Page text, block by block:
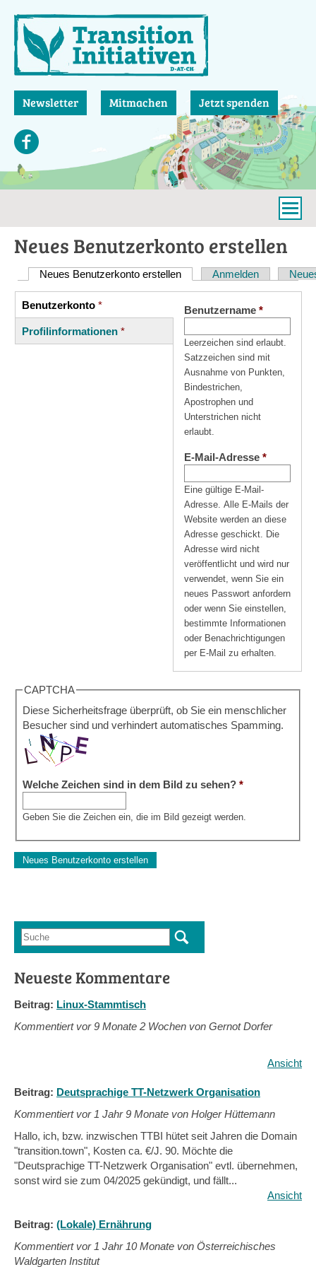
zum
Inhalt
Newsletter Mitmachen Jetzt spenden
Neues Benutzerkonto erstellen
Haupt-
Reiter
Neues Benutzerkonto erstellen (aktiver Reiter)
Anmelden
Vertikale
Reiter
Benutzerkonto *
(aktiver
Reiter)
Profilinformationen *
Benutzername *
Leerzeichen sind erlaubt.
Satzzeichen sind mit
Ausnahme von Punkten,
Bindestrichen,
Apostrophen und
Unterstrichen nicht
erlaubt.
E-Mail-Adresse *
Eine gültige E-Mail-
Adresse. Alle E-Mails der
Website werden an diese
Adresse geschickt. Die
Adresse wird nicht
veröffentlicht und wird nur
verwendet, wenn Sie ein
neues Passwort anfordern
oder wenn Sie einstellen,
bestimmte Informationen
oder Benachrichtigungen
per E-Mail zu erhalten.
CAPTCHA
Diese Sicherheitsfrage überprüft, ob Sie ein menschlicher
Besucher sind und verhindert automatisches Spamming.
Welche Zeichen sind in dem Bild zu sehen? *
Geben Sie die Zeichen ein, die im Bild gezeigt werden.
Suchformular
Suche
Neueste Kommentare
Beitrag: Linux-Stammtisch
Kommentiert vor9 Monate 2 Wochen von Gernot Dorfer
Ansicht
Beitrag: Deutsprachige TT-Netzwerk Organisation
Kommentiert vor 1 Jahr 9 Monate von Holger Hüttemann
Hallo, ich, bzw. inzwischen TTBI hütet seit Jahren die Domain
"transition.town", Kosten ca. €/J. 90. Möchte die
"Deutsprachige TT-Netzwerk Organisation" evtl. übernehmen,
sonst wird sie zum 04/2025 gekündigt, und fällt...
Ansicht
Beitrag: (Lokale) Ernährung
Kommentiert vor 1 Jahr 10 Monate von Österreichisches
Waldgarten Institut